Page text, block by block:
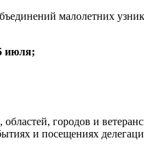
малолетних
июля;
городов и
и посещениях